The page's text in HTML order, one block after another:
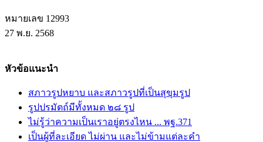
หมายเลข 12993
27 พ.ย. 2568
หัวข้อแนะนำ
สภาวรูปหยาบ และสภาวรูปที่เป็นสุขุมรูป
รูปปรมัตถ์มีทั้งหมด ๒๘ รูป
ไม่รู้ว่าความเป็นเราอยู่ตรงไหน ... พฐ.371
เป็นผู้ที่ละเอียด ไม่ผ่าน และไม่ข้ามแต่ละคำ